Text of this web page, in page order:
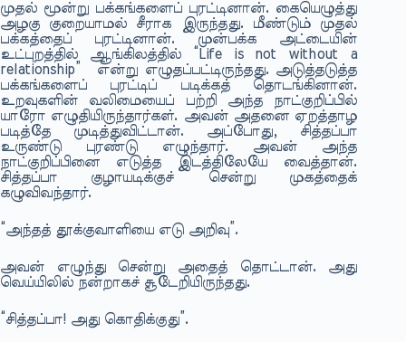
முதல் மூன்று பக்கங்களைப் புரட்டினான். கையெழுத்து
அழகு குறையாமல் சீராக இருந்தது. மீண்டும் முதல்
பக்கத்தைப் புரட்டினான். முன்பக்க அட்டையின்
உட்புறத்தில் ஆங்கிலத்தில்
“Life is not without a
relationship” என்று எழுதப்பட்டிருந்தது. அடுத்தடுத்த
பக்கங்களைப் புரட்டிப் படிக்கத் தொடங்கினான்.
உறவுகளின் வலிமையைப் பற்றி அந்த நாட்குறிப்பில்
யாரோ எழுதியிருந்தார்கள். அவன் அதனை ஏறத்தாழ
படித்தே முடித்துவிட்டான். அப்போது, சித்தப்பா
உருண்டு புரண்டு எழுந்தார். அவன் அந்த
நாட்குறிப்பினை எடுத்த இடத்திலேயே வைத்தான்.
சித்தப்பா குழாயடிக்குச் சென்று முகத்தைக்
கழுவிவந்தார்.
“அந்தத் தூக்குவாளியை எடு அறிவு”.
அவன் எழுந்து சென்று அதைத் தொட்டான். அது
வெய்யிலில் நன்றாகச் சூடேறியிருந்தது.
“சித்தப்பா! அது கொதிக்குது”.